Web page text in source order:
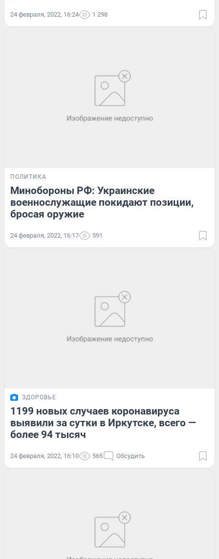
24 февраля, 2022, 16:24 1 298
ПОЛИТИКА
Минобороны РФ: Украинские
военнослужащие покидают позиции,
бросая оружие
24 февраля, 2022, 16:17 591
ЗДОРОВЬЕ
1199 новых случаев коронавируса
выявили за сутки в Иркутске, всего —
более 94 тысяч
24 февраля, 2022, 16:10 565 Обсудить